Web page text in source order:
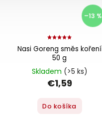
–13 %
Nasi Goreng směs koření
50 g
Skladem (>5 ks)
€1,59
Do košíka